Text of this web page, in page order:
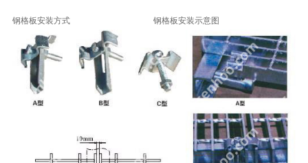
钢格板安装方式 钢格板安装示意图